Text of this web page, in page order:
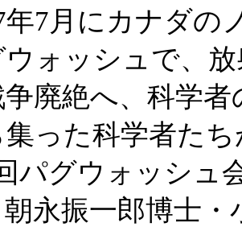
年7月にカナダの
ォッシュで、
争廃絶へ、科学
った科学者た
パグウォッシュ
永振一郎博士